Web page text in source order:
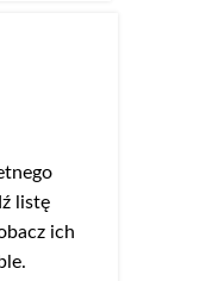
listę
ich